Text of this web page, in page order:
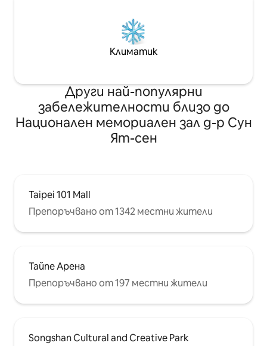
От търговския район Xinyi метрото
е на около 10 минути с кола На около
15 минути с кола от търговския
район Yongkang Dongmen,
от Мемориалната зала Куни Ят -
Сен. На 10 минути от Тайпе Арена с
МРТ От Симендинг, на около 10
минути с влак От горския парк
„Да'ан “, на около 8 минути от
метрото Наблизо има станции на
допълнителна
кърпи по време
Климатик
Други най-популярни
забележителности близо до
Национален мемориален зал д-р Сун
Ят-сен
Taipei 101 Mall
Препоръчвано от 1342 местни жители
Тайпе Арена
Препоръчвано от 197 местни жители
Songshan Cultural and Creative Park